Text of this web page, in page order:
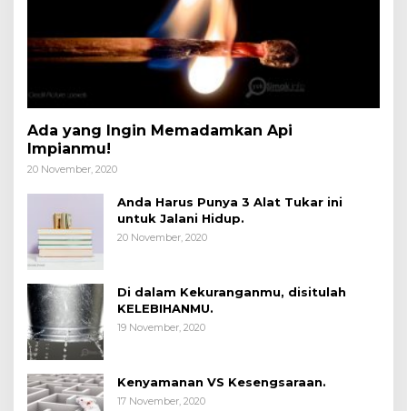
Ada yang Ingin Memadamkan Api
Impianmu!
20 November, 2020
Anda Harus Punya 3 Alat Tukar ini
untuk Jalani Hidup.
20 November, 2020
Di dalam Kekuranganmu, disitulah
KELEBIHANMU.
19 November, 2020
Kenyamanan VS Kesengsaraan.
17 November, 2020